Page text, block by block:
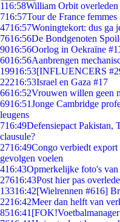
116:58William Orbit overleden
716:57Tour de France
4716:57Woningtekort: dus ga
7616:56De Bondgenoten
9016:56Oorlog in Oekraïne
6016:56Aanbrengen
19916:53[INFLUENCERS
22216:53Israel en Gaza #17
6616:52Vrouwen willen geen
6916:51Jonge Cambridge
leugens
716:49Defensiepact Pakistan,
clausule?
2716:49Congo verbiedt
gevolgen voelen
416:43Opmerkelijke foto's
27616:43Post hier pas
13316:42[Wielrennen #616]
2216:42Meer dan helft van
8516:41